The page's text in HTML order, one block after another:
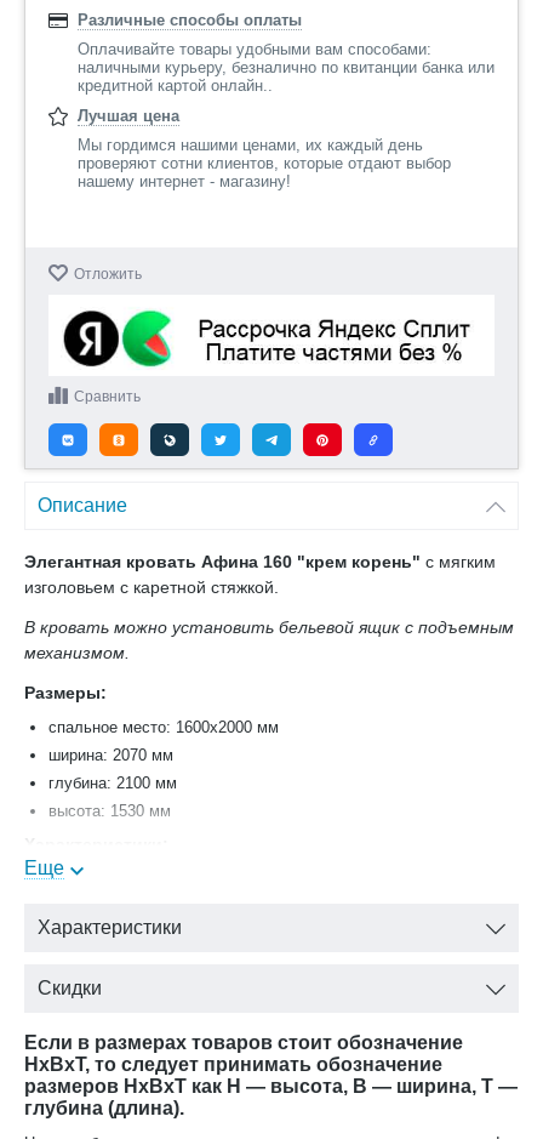
Различные способы оплаты
Оплачивайте товары удобными вам способами:
наличными курьеру, безналично по квитанции банка или
кредитной картой онлайн..
Лучшая цена
Мы гордимся нашими ценами, их каждый день
проверяют сотни клиентов, которые отдают выбор
нашему интернет - магазину!
Отложить
Сравнить
Описание
Элегантная кровать Афина 160 "крем корень" с мягким
изголовьем с каретной стяжкой.
В кровать можно установить бельевой ящик с подъемным
механизмом.
Размеры:
спальное место: 1600х2000 мм
ширина: 2070 мм
глубина: 2100 мм
высота: 1530 мм
Характеристики:
Цвет - крем корень
Корпус - ЛДСП
Декоративные элементы и накладки - ППУ и ПУ, класс
Декоративные элементы, фасады, накладки покрыты темной
патиной и матовым лаком на водной основе
Фурнитура - итальянская фирма Salice: ручка «кнопка» и
«скоба» (металл - бронза)
Еще
Характеристики
Скидки
Если в размерах товаров стоит обозначение
HxBxT, то следует принимать обозначение
размеров HxBxT как H — высота, B — ширина, T —
глубина (длина).